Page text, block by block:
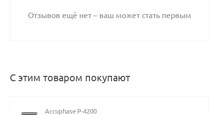
Отзывов ещё нет – ваш может стать первым
С этим товаром покупают
Accuphase P-4200